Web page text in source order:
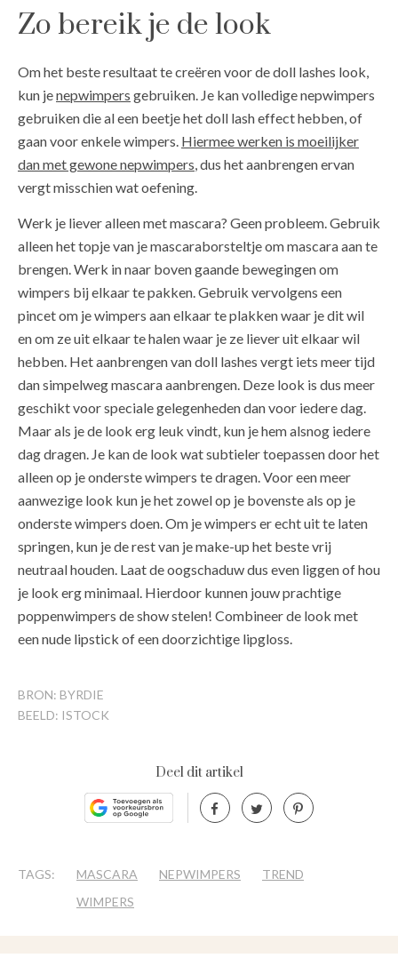
Zo bereik je de look
Om het beste resultaat te creëren voor de doll lashes look,
kun jenepwimpers gebruiken. Je kan volledige nepwimpers
gebruiken die al een beetje het doll lash effect hebben, of
gaan voor enkele wimpers. Hiermee werken is moeilijker
dan met gewone nepwimpers, dus het aanbrengen ervan
vergt misschien wat oefening.
Werk je liever alleen met mascara? Geen probleem. Gebruik
alleen het topje van je mascaraborsteltje om mascara aan te
brengen. Werk in naar boven gaande bewegingen om
wimpers bij elkaar te pakken. Gebruik vervolgens een
pincet om je wimpers aan elkaar te plakken waar je dit wil
en om ze uit elkaar te halen waar je ze liever uit elkaar wil
hebben. Het aanbrengen van doll lashes vergt iets meer tijd
dan simpelweg mascara aanbrengen. Deze look is dus meer
geschikt voor speciale gelegenheden dan voor iedere dag.
Maar als je de look erg leuk vindt, kun je hem alsnog iedere
dag dragen. Je kan de look wat subtieler toepassen door het
alleen op je onderste wimpers te dragen. Voor een meer
aanwezige look kun je het zowel op je bovenste als op je
onderste wimpers doen. Om je wimpers er echt uit te laten
springen, kun je de rest van je make-up het beste vrij
neutraal houden. Laat de oogschaduw dus even liggen of hou
je look erg minimaal. Hierdoor kunnen jouw prachtige
poppenwimpers de show stelen! Combineer de look met
een nude lipstick of een doorzichtige lipgloss.
BRON: BYRDIE
BEELD: ISTOCK
Deel dit artikel
TAGS: MASCARA NEPWIMPERS
TREND
WIMPERS